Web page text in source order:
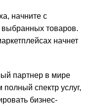
начните с
выбранных товаров.
партнер в мире
спектр услуг,
бизнес-